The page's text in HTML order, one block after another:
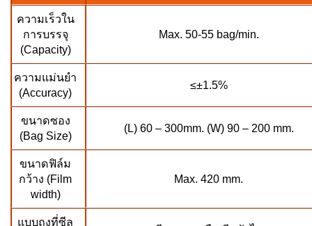
ความเร็วใน
การบรรจุ
(Capacity)
Max. 50-55 bag/min.
ความแม่นยำ
(Accuracy)
≤±1.5%
ขนาดซอง
(Bag Size)
(L) 60 – 300mm. (W) 90 – 200 mm.
ขนาดฟิล์ม
กว้าง (Film
width)
Max. 420 mm.
แบบถุงที่ซีล